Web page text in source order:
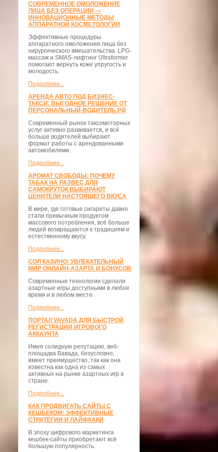
СОВРЕМЕННОЕ ОМОЛОЖЕНИЕ
ЛИЦА БЕЗ ОПЕРАЦИИ —
ИННОВАЦИОННЫЕ МЕТОДЫ
АППАРАТНОЙ КОСМЕТОЛОГИИ
Эффективные процедуры
аппаратного омоложения лица без
хирургического вмешательства. LPG-
массаж и SMAS-лифтинг Ultraformer
помогают вернуть коже упругость и
молодость.
Подробнее...
АРЕНДА АВТО ПОД БИЗНЕС-
ТАКСИ: ВЫГОДНОЕ РЕШЕНИЕ ОТ
ПЕРСОНАЛЬНЫЙ-ВОДИТЕЛЬ.РФ
Современный рынок таксомоторных
услуг активно развивается, и всё
больше водителей выбирают
формат работы с арендованными
автомобилями.
Подробнее...
АРОМАТ СВОБОДЫ: ПОЧЕМУ
ТАБАК НА РАЗВЕС ДЛЯ
САМОКРУТОК ВЫБИРАЮТ
ЦЕНИТЕЛИ НАСТОЯЩЕГО ВКУСА
В мире, где готовые сигареты давно
стали привычным продуктом
массового потребления, всё больше
людей возвращаются к традициям и
естественному вкусу.
Подробнее...
СОЛ КАЗИНО: УВЛЕКАТЕЛЬНЫЙ
МИР ОНЛАЙН-АЗАРТА И БОНУСОВ
Современные технологии сделали
азартные игры доступными в любое
время и в любом месте.
Подробнее...
ПОРТАЛ VAVADA ДЛЯ БЫСТРОЙ
РЕГИСТРАЦИИ ИГРОВОГО
АККАУНТА
Имея солидную репутацию, веб-
площадка Вавада, безусловно,
имеет преимущество, так как она
известна как одна из самых
активных на рынке азартных игр в
стране.
Подробнее...
КАК ПРОДВИГАТЬ САЙТЫ С
КЕШБЕКОМ: ЭФФЕКТИВНЫЕ
СТРАТЕГИИ И ЛАЙФХАКИ
В эпоху цифрового маркетинга
кешбек-сайты приобретают всё
большую популярность.